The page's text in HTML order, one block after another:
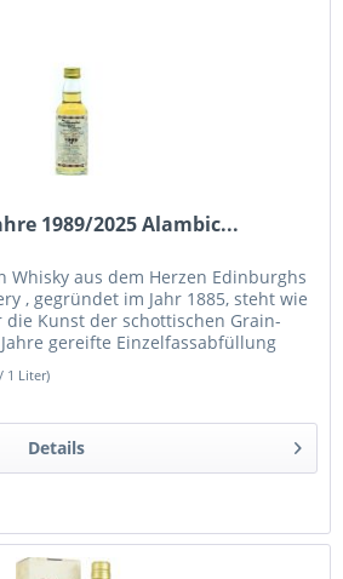
1989/2025 Alambic...
Whisky aus dem Herzen Edinburghs
, gegründet im Jahr 1885, steht wie
Kunst der schottischen Grain-
gereifte Einzelfassabfüllung
1 Liter)
Details